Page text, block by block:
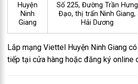
Huyện
Ninh
Giang
Số 225, Đường Trần Hưng
Đạo, thị trấn Ninh Giang,
Hải Dương
Lắp mạng Viettel Huyện Ninh Giang
tiếp tại cửa hàng hoặc đăng ký online